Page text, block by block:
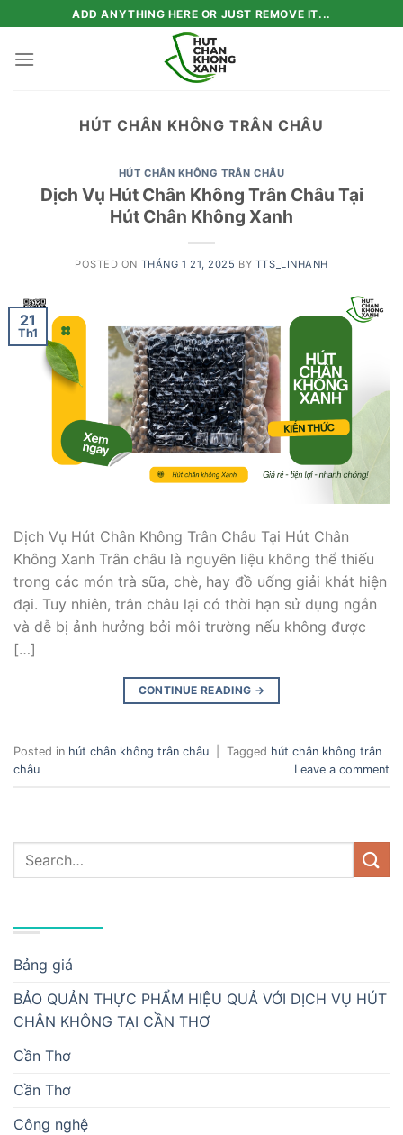
to
content
ADD ANYTHING HERE OR JUST REMOVE IT...
HÚT CHÂN KHÔNG TRÂN CHÂU
HÚT CHÂN KHÔNG TRÂN CHÂU
Dịch Vụ Hút Chân Không Trân Châu Tại
Hút Chân Không Xanh
POSTED ON THÁNG 1 21, 2025 BY TTS_LINHANH
21
Th1
Dịch Vụ Hút Chân Không Trân Châu Tại Hút Chân
Không Xanh Trân châu là nguyên liệu không thể thiếu
trong các món trà sữa, chè, hay đồ uống giải khát hiện
đại. Tuy nhiên, trân châu lại có thời hạn sử dụng ngắn
và dễ bị ảnh hưởng bởi môi trường nếu không được
[…]
CONTINUE READING →
Posted in hút chân không trân châu Tagged hút chân không trân
châu
Leave a comment
Bảng giá
BẢO QUẢN THỰC PHẨM HIỆU QUẢ VỚI DỊCH VỤ HÚT
CHÂN KHÔNG TẠI CẦN THƠ
Cần Thơ
Cần Thơ
Công nghệ